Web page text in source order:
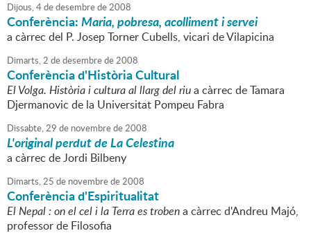
Dijous,4dedesembrede2008
Conferència:Maria, pobresa, acolliment i servei
a càrrec del P. Josep Torner Cubells, vicari de Vilapicina
Dimarts,2 dedesembrede2008
Conferència d'Història Cultural
El Volga. Història i cultura al llarg del riua càrrec de Tamara
Djermanovic de la Universitat Pompeu Fabra
Dissabte,29 de novembrede2008
L'original perdut de La Celestina
a càrrec de Jordi Bilbeny
Dimarts,25 de novembrede2008
Conferència d'Espiritualitat
El Nepal : on el cel i la Terra es trobena càrrec d'Andreu Majó,
professor de Filosofia